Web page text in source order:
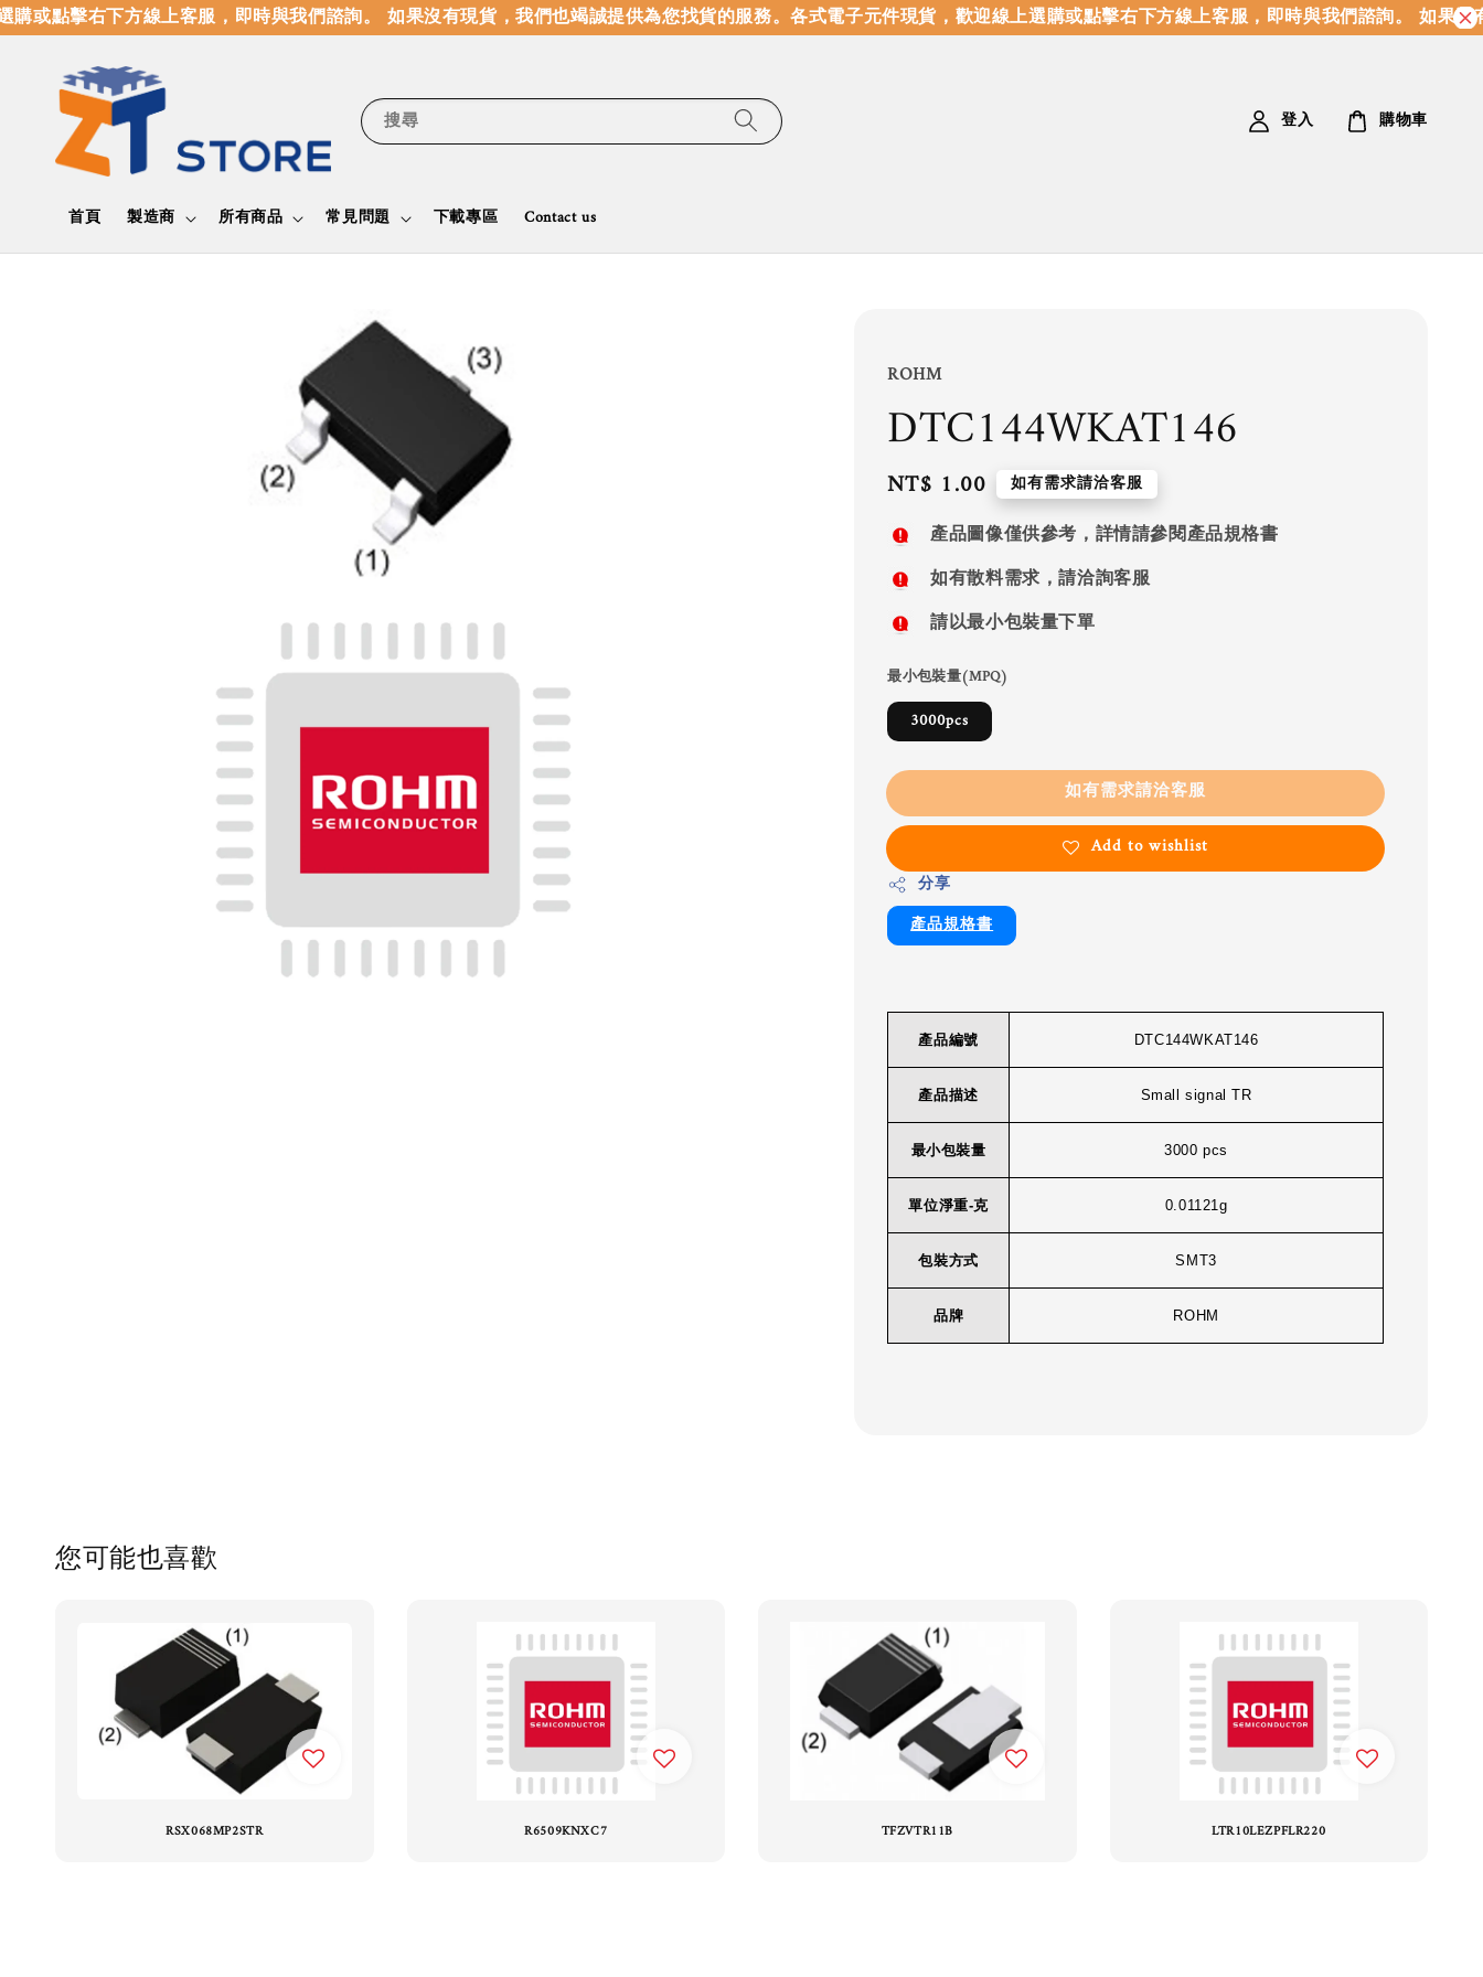
或點擊右下方線上客服，即時與我們諮詢。 如果沒有現貨，我們也竭誠提供為您找貨的服務。各式電子元件現貨，歡迎線上選購或點擊右下方線上客服，即時與我們諮詢。 如果沒
搜尋
首頁 製造商 所有商品 常見問題 下載專區 Contact us
登入 購物車
ROHM
DTC144WKAT146
Regular
price
NT$ 1.00 如有需求請洽客服
產品圖像僅供參考，詳情請參閱產品規格書
如有散料需求，請洽詢客服
請以最小包裝量下單
最小包裝量(MPQ)
3000pcs
如有需求請洽客服
Add to wishlist
分享
產品規格書
產品編號 DTC144WKAT146
產品描述 Small signal TR
最小包裝量 3000 pcs
單位淨重-克 0.01121g
包裝方式 SMT3
品牌 ROHM
您可能也喜歡
RSX068MP2STR R6509KNXC7 TFZVTR11B LTR10LEZPFLR220